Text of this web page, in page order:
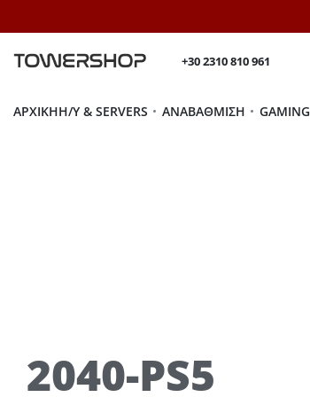
+30 2310 810 961
ΑΡΧΙΚΉH/Y & SERVERS ΑΝΑΒΆΘΜΙΣΗ GAMING
2040-PS5